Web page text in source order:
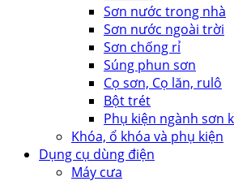
Sơn nước trong nhà
Sơn nước ngoài trời
Sơn chống rỉ
Súng phun sơn
Cọ sơn, Cọ lăn, rulô
Bột trét
Phụ kiện ngành sơn
Khóa, ổ khóa và phụ kiện
Dụng cụ dùng điện
Máy cưa